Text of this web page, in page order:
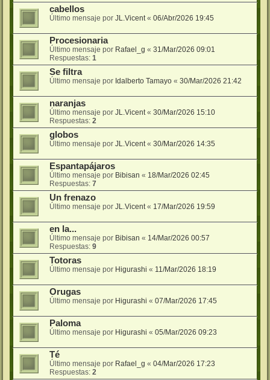
cabellos
Último mensaje por JL.Vicent« 06/Abr/2026 19:45
Procesionaria
Último mensaje por Rafael_g « 31/Mar/2026 09:01
Respuestas: 1
Se filtra
Último mensaje por Idalberto Tamayo « 30/Mar/2026 21:42
naranjas
Último mensaje por JL.Vicent« 30/Mar/2026 15:10
Respuestas: 2
globos
Último mensaje por JL.Vicent« 30/Mar/2026 14:35
Espantapájaros
Último mensaje por Bibisan « 18/Mar/2026 02:45
Respuestas: 7
Un frenazo
Último mensaje por JL.Vicent« 17/Mar/2026 19:59
en la...
Último mensaje por Bibisan « 14/Mar/2026 00:57
Respuestas: 9
Totoras
Último mensaje por Higurashi « 11/Mar/2026 18:19
Orugas
Último mensaje por Higurashi « 07/Mar/2026 17:45
Paloma
Último mensaje por Higurashi « 05/Mar/2026 09:23
Té
Último mensaje por Rafael_g « 04/Mar/2026 17:23
Respuestas: 2